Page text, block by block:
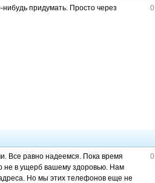
0
придумать. Просто через
0
Все равно надеемся. Пока время
не в ущерб вашему здоровью. Нам
Но мы этих телефонов еще не